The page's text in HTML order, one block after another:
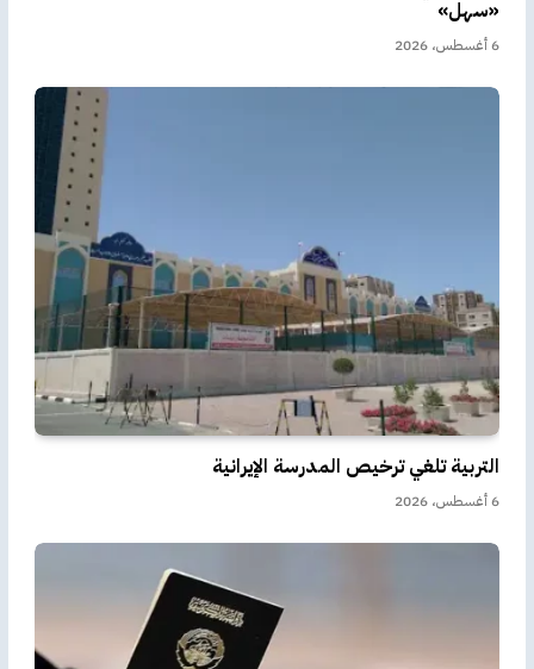
«سهل»
6 أغسطس، 2026
التربية تلغي ترخيص المدرسة الإيرانية
6 أغسطس، 2026